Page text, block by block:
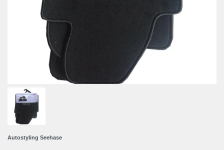
Autostyling Seehase